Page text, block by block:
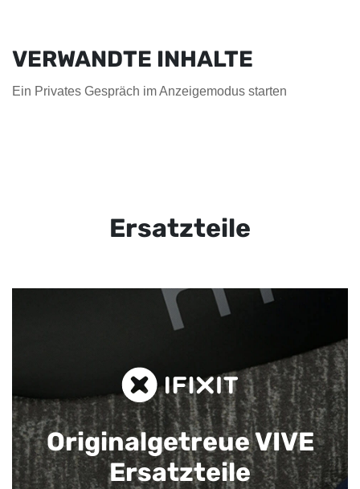
VERWANDTE INHALTE
Ein Privates Gespräch im Anzeigemodus starten
Ersatzteile
Originalgetreue VIVE
Ersatzteile